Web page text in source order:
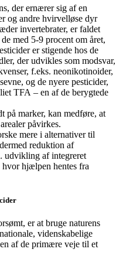
der ernærer sig af en
og andre hvirvelløse dyr
invertebrater, er faldet
med 5-9 procent om året,
er stigende hos de
der udvikles som modsvar,
f.eks. neonikotinoider,
og de nyere pesticider,
TFA – en af de berygtede
på marker, kan medføre, at
påvirkes.
mere i alternativer til
reduktion af
udvikling af integreret
hvor hjælpen hentes fra
er at bruge naturens
videnskabelige
af de primære veje til et